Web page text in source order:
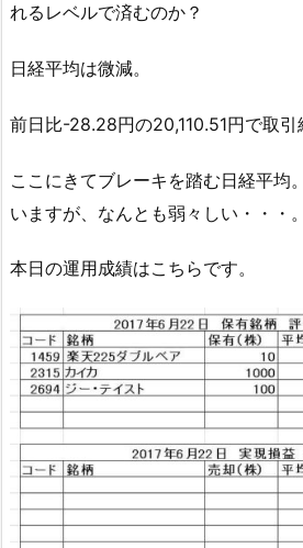
れるレベルで済むのか？
日経平均は微減。
前日比-28.28円の20,110.51円で取引
ここにきてブレーキを踏む日経平均
いますが、なんとも弱々しい・・・。
本日の運用成績はこちらです。